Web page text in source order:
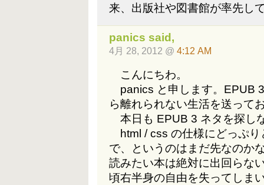
来、出版社や図書館が率先し
panics said,
4月 28, 2012 @ 4:12 AM
こんにちわ。
panics と申します。EPUB
ら離れられない生活を送って
本日も EPUB 3 ネタを探し
html / css の仕様にどっぷり
で、というのはまだ先なのか
読みたい本は絶対に出回らな
頃右半身の自由を失ってしま